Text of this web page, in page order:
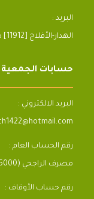
البريد :
[328]الهدار-الأفلاج [11912] ص.ب
حسابات الجمعية
البريد الالكتروني :
رقم الحساب العام :
مصرف الراجحي (1429608010126000)
رقم حساب الأوقاف :